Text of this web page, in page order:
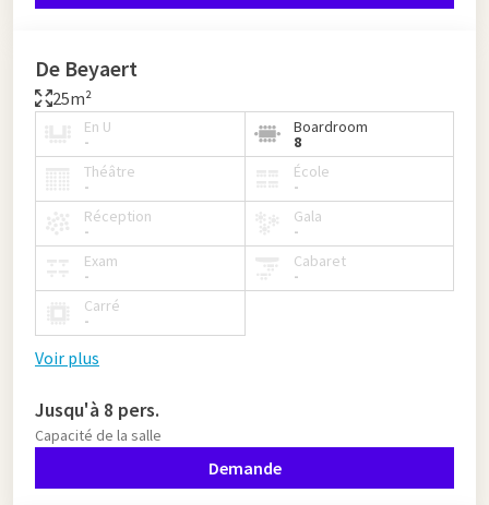
De Beyaert
25m²
En U
-
Boardroom
8
Théâtre
-
École
-
Réception
-
Gala
-
Exam
-
Cabaret
-
Carré
-
Voir plus
Jusqu'à 8 pers.
Capacité de la salle
Demande